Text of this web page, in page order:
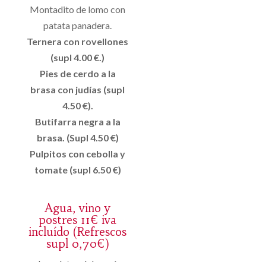
Montadito de lomo con
patata panadera.
Ternera con rovellones
(supl 4.00 €.)
Pies de cerdo a la
brasa con judías (supl
4.50 €).
Butifarra negra a la
brasa. (Supl 4.50 €)
Pulpitos con cebolla y
tomate (supl 6.50 €)
Agua, vino y
postres 11€ iva
incluído (Refrescos
supl 0,70€)